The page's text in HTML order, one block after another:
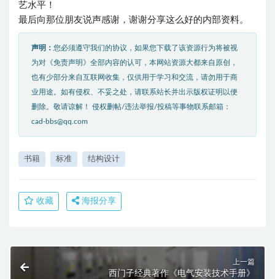
艺水平！
最后向那位朋友说声感谢，谢谢分享这么好的内部资料。
声明： 您必须遵守我们的协议，如果您下载了该资源行为将被视
为对《免责声明》全部内容的认可，本网站资源大都来自原创，
也有少部分来自互联网收集，仅供用于学习和交流，请勿用于商
业用途。如有侵权、不妥之处，请联系站长并出示版权证明以便
删除。敬请谅解！ 侵权删帖/违法举报/投稿等事物联系邮箱：
cad-bbs@qq.com
书籍 标准 结构设计
收藏 海报分享
上一篇
西门子经典著作《电气安装技术手册》